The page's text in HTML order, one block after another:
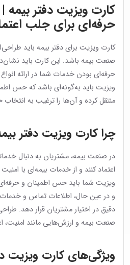
کارت ویزیت دفتر
حرفه‌ای برای جلب
کارت ویزیت برای دفتر بیمه باید
صنعت بیمه باشد. این کارت باید
حرفه‌ای بودن خدمات شما در ارائه
ویزیت باید به‌گونه‌ای باشد که حس
منتقل کرده و آن‌ها را ترغیب به
چرا کارت ویزیت دفتر
در صنعت بیمه، مشتریان به دنبال
اعتماد کنند و از خدمات بیمه‌ای با
ویزیت شما باید حس اطمینان و
و در عین حال، اطلاعات تماس و
دقیق در اختیار مشتریان قرار دهد.
صنعت بیمه و ارزش‌هایی مانند امنیت،
ویژگی‌های کارت ویزیت